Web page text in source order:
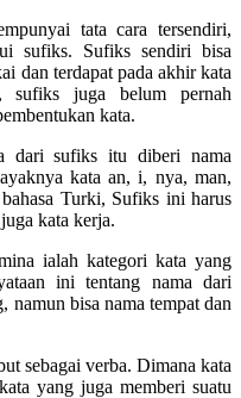
tata cara tersendiri,
sufiks. Sufiks sendiri bisa
dan terdapat pada akhir kata
sufiks juga belum pernah
kata.
dari sufiks itu diberi nama
kata an, i, nya, man,
Turki, Sufiks ini harus
kata kerja.
ialah kategori kata yang
ini tentang nama dari
namun bisa nama tempat dan
sebagai verba. Dimana kata
yang juga memberi suatu